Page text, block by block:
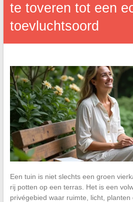
te toveren tot een
toevluchtsoord
Een tuin is niet slechts een groen
rij potten op een terras. Het is een
privégebied waar ruimte, licht, planten